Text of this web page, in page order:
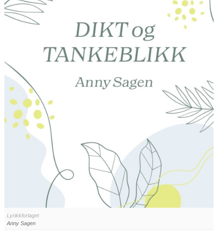
Lyrikkforlaget
Anny Sagen